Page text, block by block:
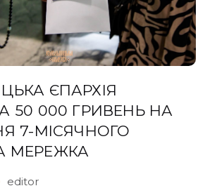
ЄПАРХІЯ
50 000 ГРИВЕНЬ НА
7-МІСЯЧНОГО
МЕРЕЖКА
editor